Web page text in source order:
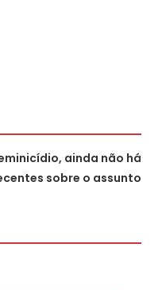
ainda não há
sobre o assunto